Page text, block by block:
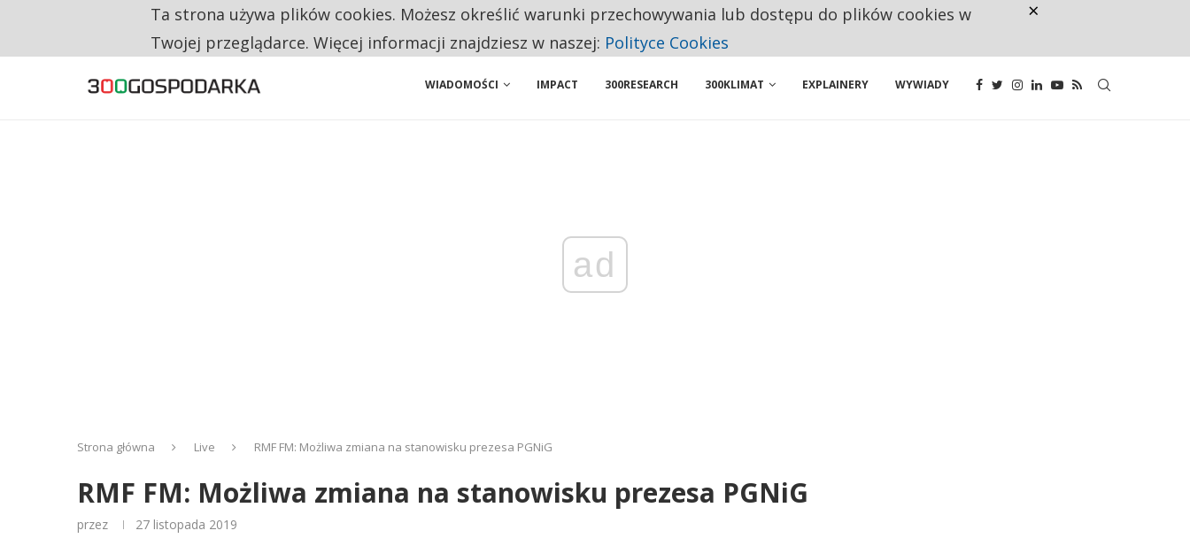
CO TRZECIĄ ZŁOTÓWKĘ Z EMERYTURY SENIORZY PRZEZNACZAJĄ NA PODSTAWOWE ZAKUPY
WIADOMOŚCI IMPACT 300RESEARCH 300KLIMAT EXPLAINERY WYWIADY
ad
Strona główna Live RMF FM: Możliwa zmiana na stanowisku prezesa PGNiG
RMF FM: Możliwa zmiana na stanowisku prezesa PGNiG
przez 27 listopada 2019
Ta strona używa plików cookies. Możesz określić warunki przechowywania lub dostępu do plików cookies w
Twojej przeglądarce. Więcej informacji znajdziesz w naszej: Polityce Cookies
×